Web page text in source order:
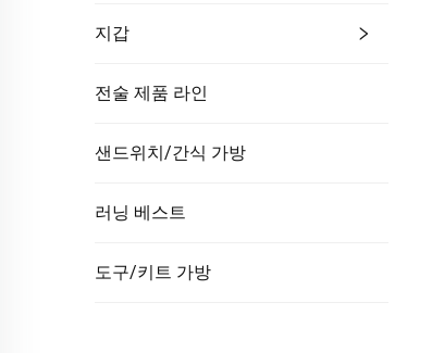
지갑
전술 제품 라인
샌드위치/간식 가방
러닝 베스트
도구/키트 가방